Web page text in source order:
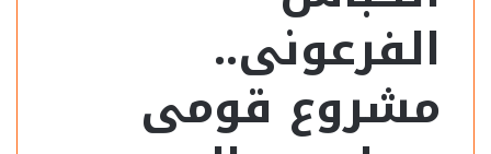
الفرعونى..
مشروع قومى